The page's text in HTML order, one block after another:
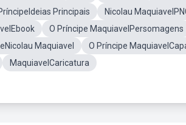
Principais
Nicolau
O Príncipe MaquiavelPersomagens
Maquiavel
O Príncipe
MaquiavelCaricatura